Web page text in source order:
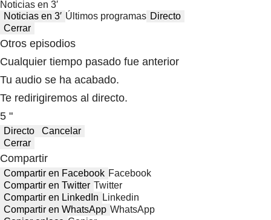
Noticias en 3′
Noticias en 3′ Últimos programas Directo
Cerrar
Otros episodios
Cualquier tiempo pasado fue anterior
Tu audio se ha acabado.
Te redirigiremos al directo.
5 "
Directo
Cancelar
Cerrar
Compartir
Compartir en Facebook Facebook
Compartir en Twitter Twitter
Compartir en LinkedIn Linkedin
Compartir en WhatsApp WhatsApp